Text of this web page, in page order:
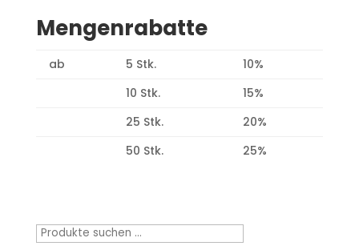
Mengenrabatte
ab 5 Stk.
10%
10 Stk.
15%
25 Stk.
20%
50 Stk.
25%
Suchen